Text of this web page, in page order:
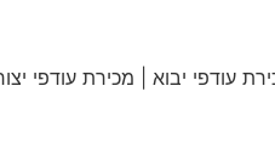
עודפי יבוא | מכירת עודפי